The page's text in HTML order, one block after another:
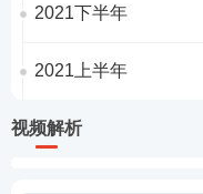
2021下半年
2021上半年
视频解析